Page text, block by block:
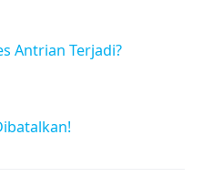
Antrian Terjadi?